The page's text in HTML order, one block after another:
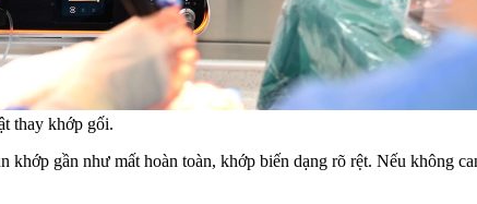
thay khớp gối.
gần như mất hoàn toàn, khớp biến dạng rõ rệt. Nếu không